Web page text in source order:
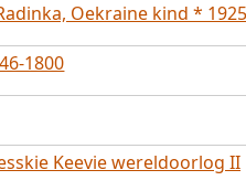
Oekraine kind * 1925
1800
Keevie wereldoorlog II